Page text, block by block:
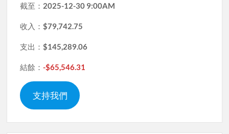
截至： 2025-12-30 9:00AM
收入：$79,742.75
支出：$145,289.06
結餘：-$65,546.31
支持我們